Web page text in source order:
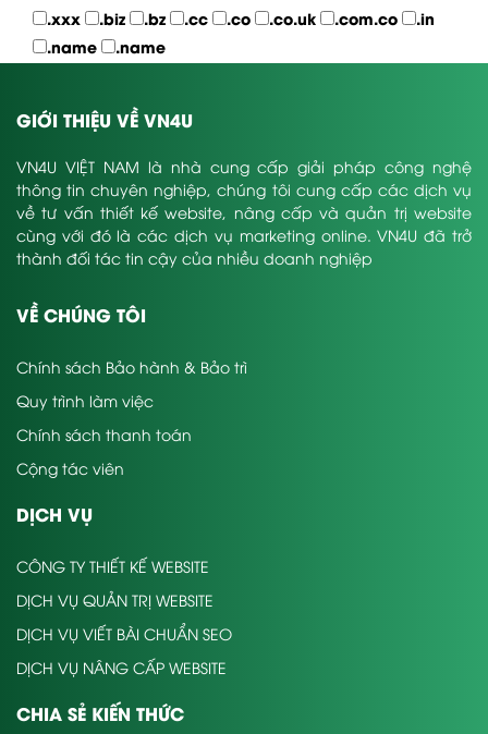
.xxx .biz .bz .cc .co .co.uk .com.co
.in
.name
.name
GIỚI THIỆU VỀ VN4U
VN4U VIỆT NAM là nhà cung cấp giải pháp công nghệ
thông tin chuyên nghiệp, chúng tôi cung cấp các dịch vụ
về tư vấn thiết kế website, nâng cấp và quản trị website
cùng với đó là các dịch vụ marketing online. VN4U đã trở
thành đối tác tin cậy của nhiều doanh nghiệp
VỀ CHÚNG TÔI
Chính sách Bảo hành & Bảo trì
Quy trình làm việc
Chính sách thanh toán
Cộng tác viên
DỊCH VỤ
CÔNG TY THIẾT KẾ WEBSITE
DỊCH VỤ QUẢN TRỊ WEBSITE
DỊCH VỤ VIẾT BÀI CHUẨN SEO
DỊCH VỤ NÂNG CẤP WEBSITE
CHIA SẺ KIẾN THỨC